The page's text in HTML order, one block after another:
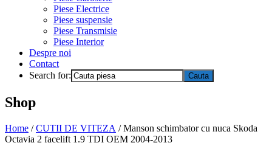
Piese Electrice
Piese suspensie
Piese Transmisie
Piese Interior
Despre noi
Contact
Search for:
Shop
Home /CUTII DE VITEZA / Manson schimbator cu nuca Skoda
Octavia 2 facelift 1.9 TDI OEM 2004-2013